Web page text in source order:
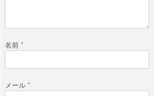
名前*
メール*